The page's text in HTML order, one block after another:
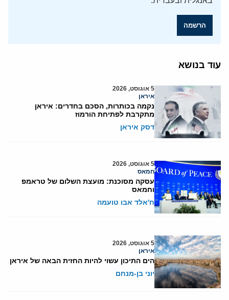
הרשמה
עוד בנושא
5 אוגוסט, 2026
איראן
נקמה בכותרות, הסכם בחדרים: איראן
מתקרבת לפתיחת הורמוז
דסק איראן
5 אוגוסט, 2026
חמאס
עסקה מסוכנת: מועצת השלום של טראמפ
וחמאס
ח'אלד אבו טועמה
5 אוגוסט, 2026
איראן
הים התיכון עשוי להיות החזית הבאה של איראן
יוני בן-מנחם